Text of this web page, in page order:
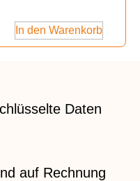
In den Warenkorb
Daten
auf Rechnung